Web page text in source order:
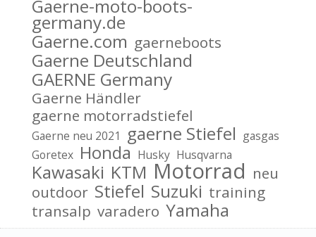
Gaerne-moto-boots-
germany.de
Gaerne.com gaerneboots
Gaerne Deutschland
GAERNE Germany
Gaerne Händler
gaerne motorradstiefel
Gaerne neu 2021 gaerne Stiefel gasgas
Goretex Honda Husky Husqvarna
Kawasaki KTM Motorrad neu
outdoor Stiefel Suzuki training
transalp varadero Yamaha